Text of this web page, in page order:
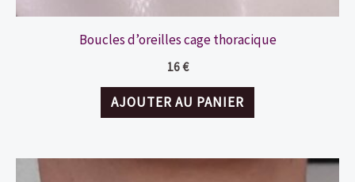
Boucles d’oreilles cage thoracique
16€
AJOUTER AU PANIER